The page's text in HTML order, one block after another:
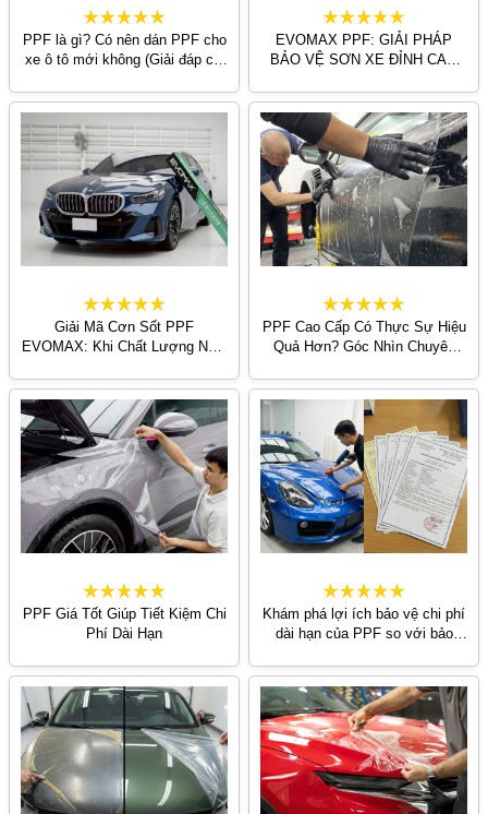
PPF là gì? Có nên dán PPF cho
xe ô tô mới không (Giải đáp chi
EVOMAX PPF: GIẢI PHÁP
BẢO VỆ SƠN XE ĐỈNH CAO
BẢN
Giải Mã Cơn Sốt PPF
EVOMAX: Khi Chất Lượng Nhật
Thị Trường
PPF Cao Cấp Có Thực Sự Hiệu
Quả Hơn? Góc Nhìn Chuyên
Nghiệp
PPF Giá Tốt Giúp Tiết Kiệm Chi
Phí Dài Hạn
Khám phá lợi ích bảo vệ chi phí
dài hạn của PPF so với bảo